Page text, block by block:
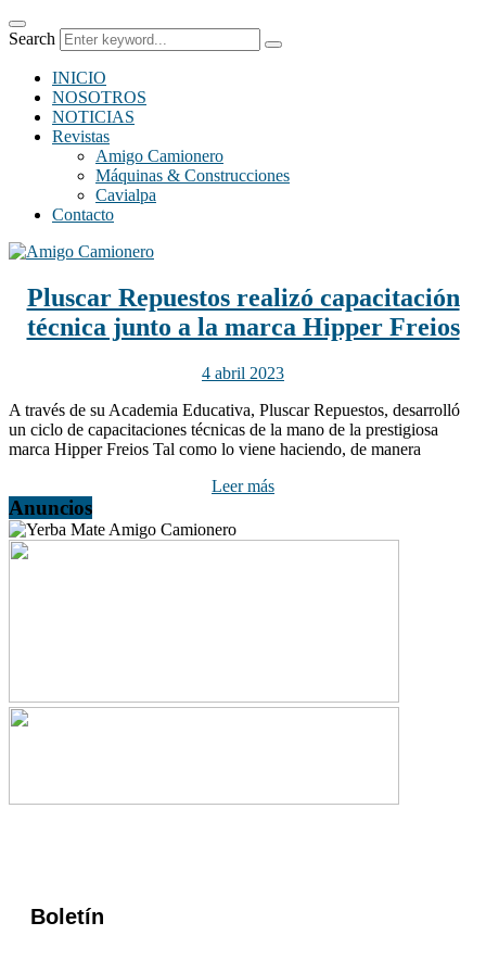
Search
INICIO
NOSOTROS
NOTICIAS
Revistas
Amigo Camionero
Máquinas & Construcciones
Cavialpa
Contacto
Pluscar Repuestos realizó capacitación
técnica junto a la marca Hipper Freios
4 abril 2023
A través de su Academia Educativa, Pluscar Repuestos, desarrolló
un ciclo de capacitaciones técnicas de la mano de la prestigiosa
marca Hipper Freios Tal como lo viene haciendo, de manera
Leer más
Anuncios
Boletín